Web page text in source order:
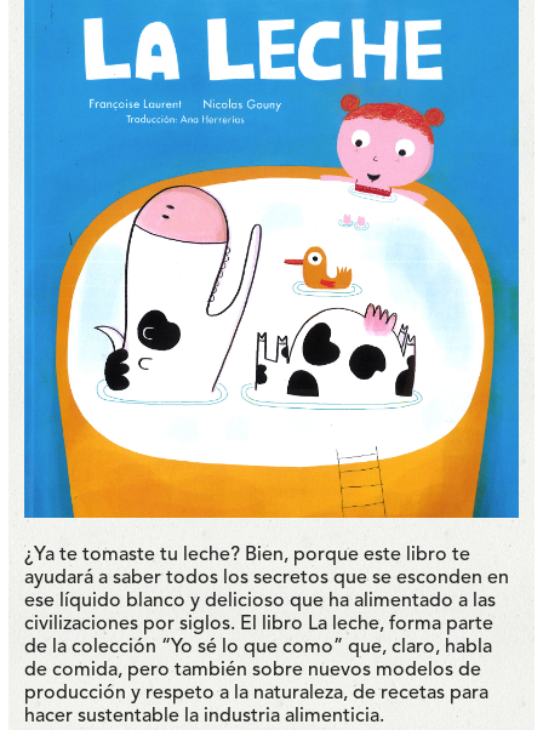
¿Ya te tomaste tu leche? Bien, porque este libro te
ayudará a saber todos los secretos que se esconden en
ese líquido blanco y delicioso que ha alimentado a las
civilizaciones por siglos. El libro La leche, forma parte
de la colección “Yo sé lo que como” que, claro, habla
de comida, pero también sobre nuevos modelos de
producción y respeto a la naturaleza, de recetas para
hacer sustentable la industria alimenticia.